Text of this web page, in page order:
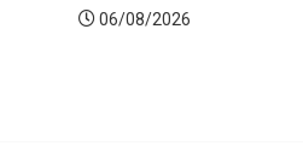
06/08/2026